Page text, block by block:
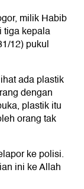
milik Habib
tiga kepala
12) pukul
ada plastik
dengan
plastik itu
orang tak
ke polisi.
ini ke Allah